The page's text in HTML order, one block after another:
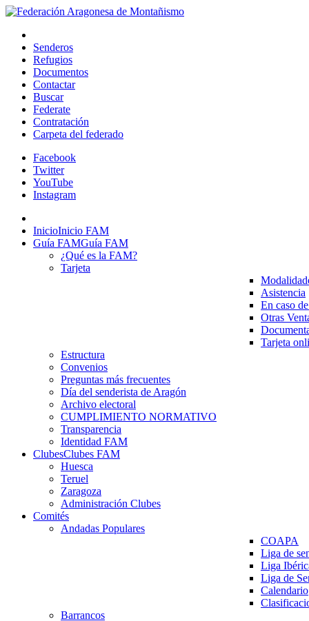
Senderos
Refugios
Documentos
Contactar
Buscar
Federate
Contratación
Carpeta del federado
Facebook
Twitter
YouTube
Instagram
InicioInicio FAM
Guía FAMGuía FAM
¿Qué es la FAM?
Tarjeta
Asistencia
En caso
Otras
Tarjeta
Estructura
Convenios
Preguntas más frecuentes
Día del senderista de Aragón
Archivo electoral
CUMPLIMIENTO NORMATIVO
Transparencia
Identidad FAM
ClubesClubes FAM
Huesca
Teruel
Zaragoza
Administración Clubes
Comités
Andadas Populares
COAPA
Liga de
Liga
Liga de
Calendario
Barrancos